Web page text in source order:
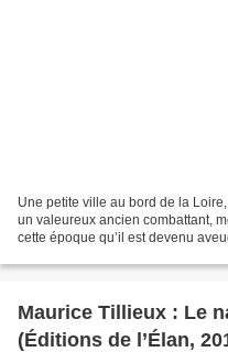
Une petite ville au bord de la
un valeureux ancien combattant,
cette époque qu’il est devenu
Maurice Tillieux : Le
(Éditions de l’Élan,